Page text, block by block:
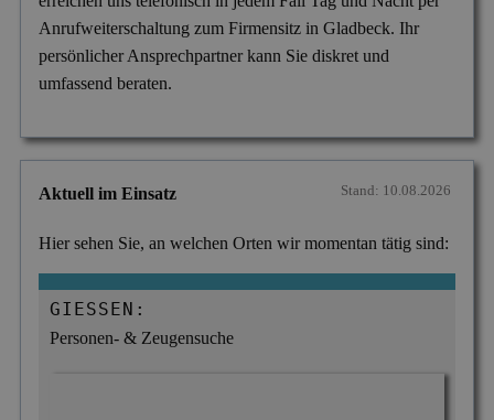
Anrufweiterschaltung zum Firmensitz in Gladbeck. Ihr
persönlicher Ansprechpartner kann Sie diskret und
umfassend beraten.
Aktuell im Einsatz Stand: 10.08.2026
Hier sehen Sie, an welchen Orten wir momentan tätig sind:
GIESSEN:
Personen- & Zeugensuche